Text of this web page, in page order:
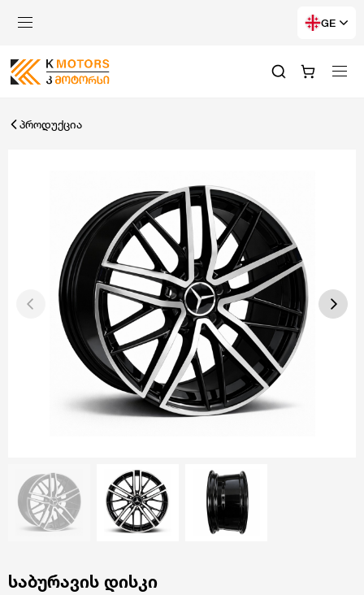
GE
პროდუქცია
საბურავის დისკი